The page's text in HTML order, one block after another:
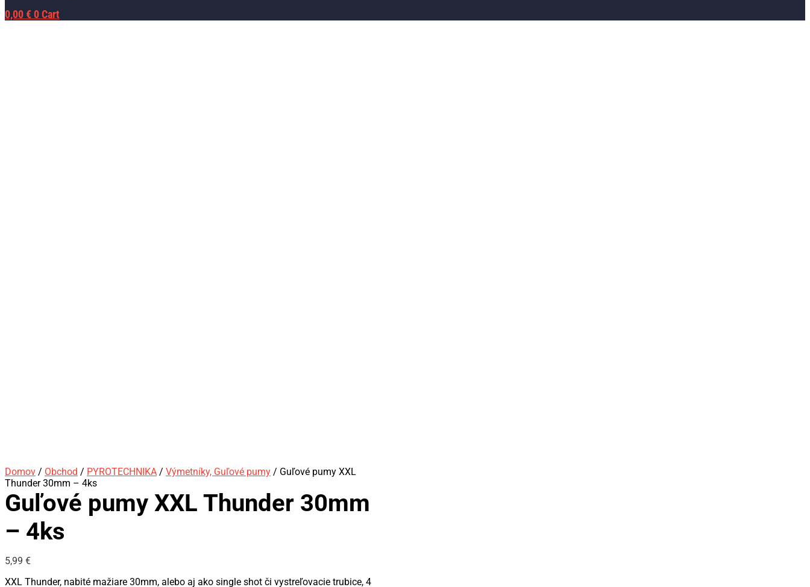
0,00 € 0 Cart
Domov / Obchod / PYROTECHNIKA / Výmetníky, Guľové pumy / Guľové pumy XXL
Thunder 30mm – 4ks
Guľové pumy XXL Thunder 30mm
– 4ks
5,99 €
XXL Thunder, nabité mažiare 30mm, alebo aj ako single shot či vystreľovacie trubice, 4